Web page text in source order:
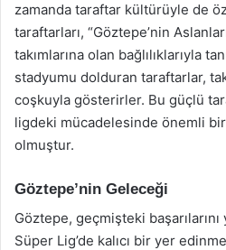
zamanda taraftar kültürüyle de
taraftarları, “Göztepe’nin
takımlarına olan bağlılıklarıyla
stadyumu dolduran taraftarlar,
coşkuyla gösterirler. Bu güçlü
ligdeki mücadelesinde önemli
olmuştur.
Göztepe’nin Geleceği
Göztepe, geçmişteki
Süper Lig’de kalıcı bir yer